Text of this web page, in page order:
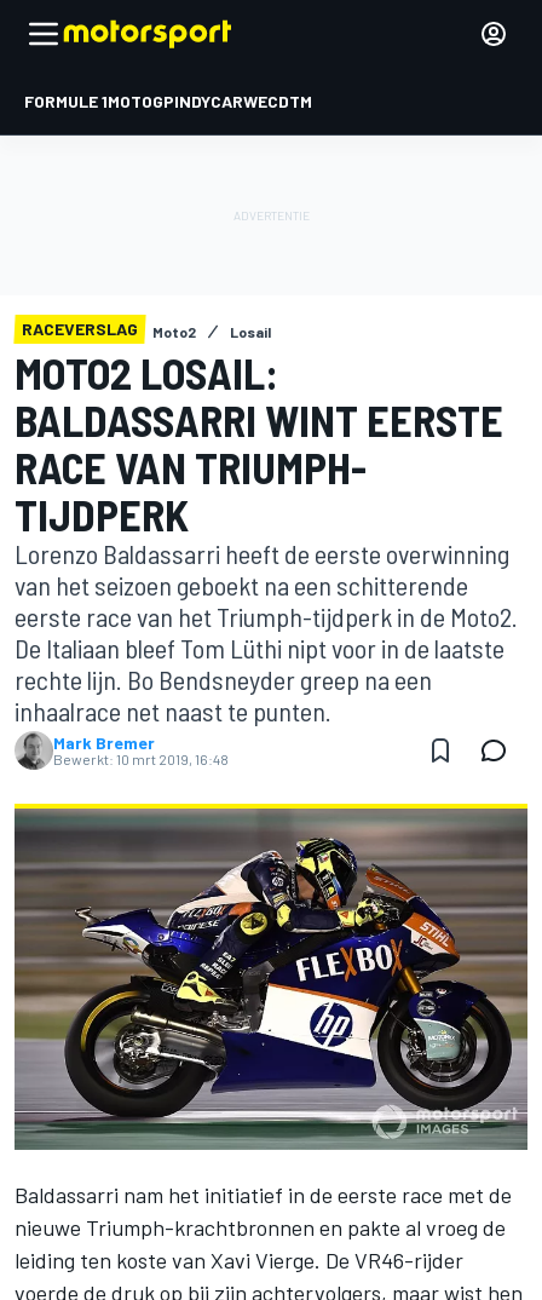
FORMULE 1MOTOGPINDYCARWECDTM
RACEVERSLAG Moto2 Losail
MOTO2 LOSAIL:
BALDASSARRI WINT EERSTE
RACE VAN TRIUMPH-
TIJDPERK
Lorenzo Baldassarri heeft de eerste overwinning
van het seizoen geboekt na een schitterende
eerste race van het Triumph-tijdperk in de Moto2.
De Italiaan bleef Tom Lüthi nipt voor in de laatste
rechte lijn. Bo Bendsneyder greep na een
inhaalrace net naast te punten.
Mark Bremer
Bewerkt: 10 mrt 2019, 16:48
Baldassarri nam het initiatief in de eerste race met de
nieuwe Triumph-krachtbronnen en pakte al vroeg de
leiding ten koste van Xavi Vierge. De VR46-rijder
voerde de druk op bij zijn achtervolgers, maar wist hen